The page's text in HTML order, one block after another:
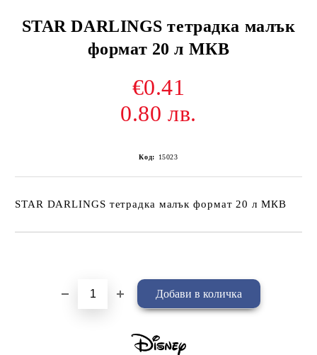
STAR DARLINGS тетрадка малък
формат 20 л МКВ
€0.41
0.80 лв.
Код: 15023
STAR DARLINGS тетрадка малък формат 20 л МКВ